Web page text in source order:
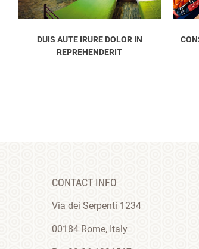
CONSECTETUR ADIPISICING ELIT
CONTACT INFO
Via dei Serpenti 1234
00184 Rome, Italy